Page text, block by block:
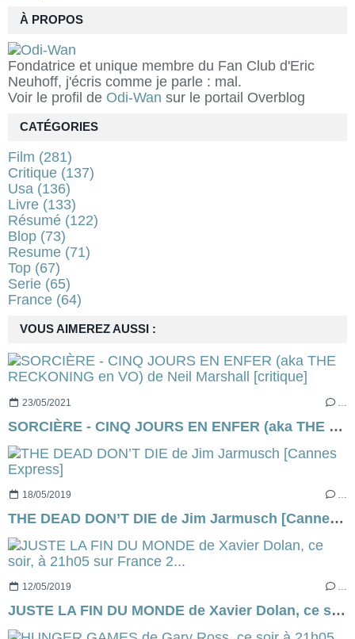
À PROPOS
Fondatrice et unique membre du Fan Club d'Eric
Neuhoff, j'écris comme je parle : mal.
Voir le profil de Odi-Wan sur le portail Overblog
VOUS AIMEREZ AUSSI :
23/05/2021
SORCIÈRE - CINQ JOURS EN ENFER (aka THE RECKONING en VO) de Neil Marshall [critique]
18/05/2019 …
THE DEAD DON’T DIE de Jim Jarmusch [Cannes Express]
12/05/2019 …
JUSTE LA FIN DU MONDE de Xavier Dolan, ce soir, à 21h05 sur France 2...
CATÉGORIES
Film (281)
Critique (137)
Usa (136)
Livre (133)
Résumé (122)
Blop (73)
Resume (71)
Top (67)
Serie (65)
France (64)